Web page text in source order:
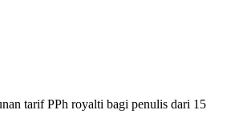
tarif PPh royalti bagi penulis dari 15